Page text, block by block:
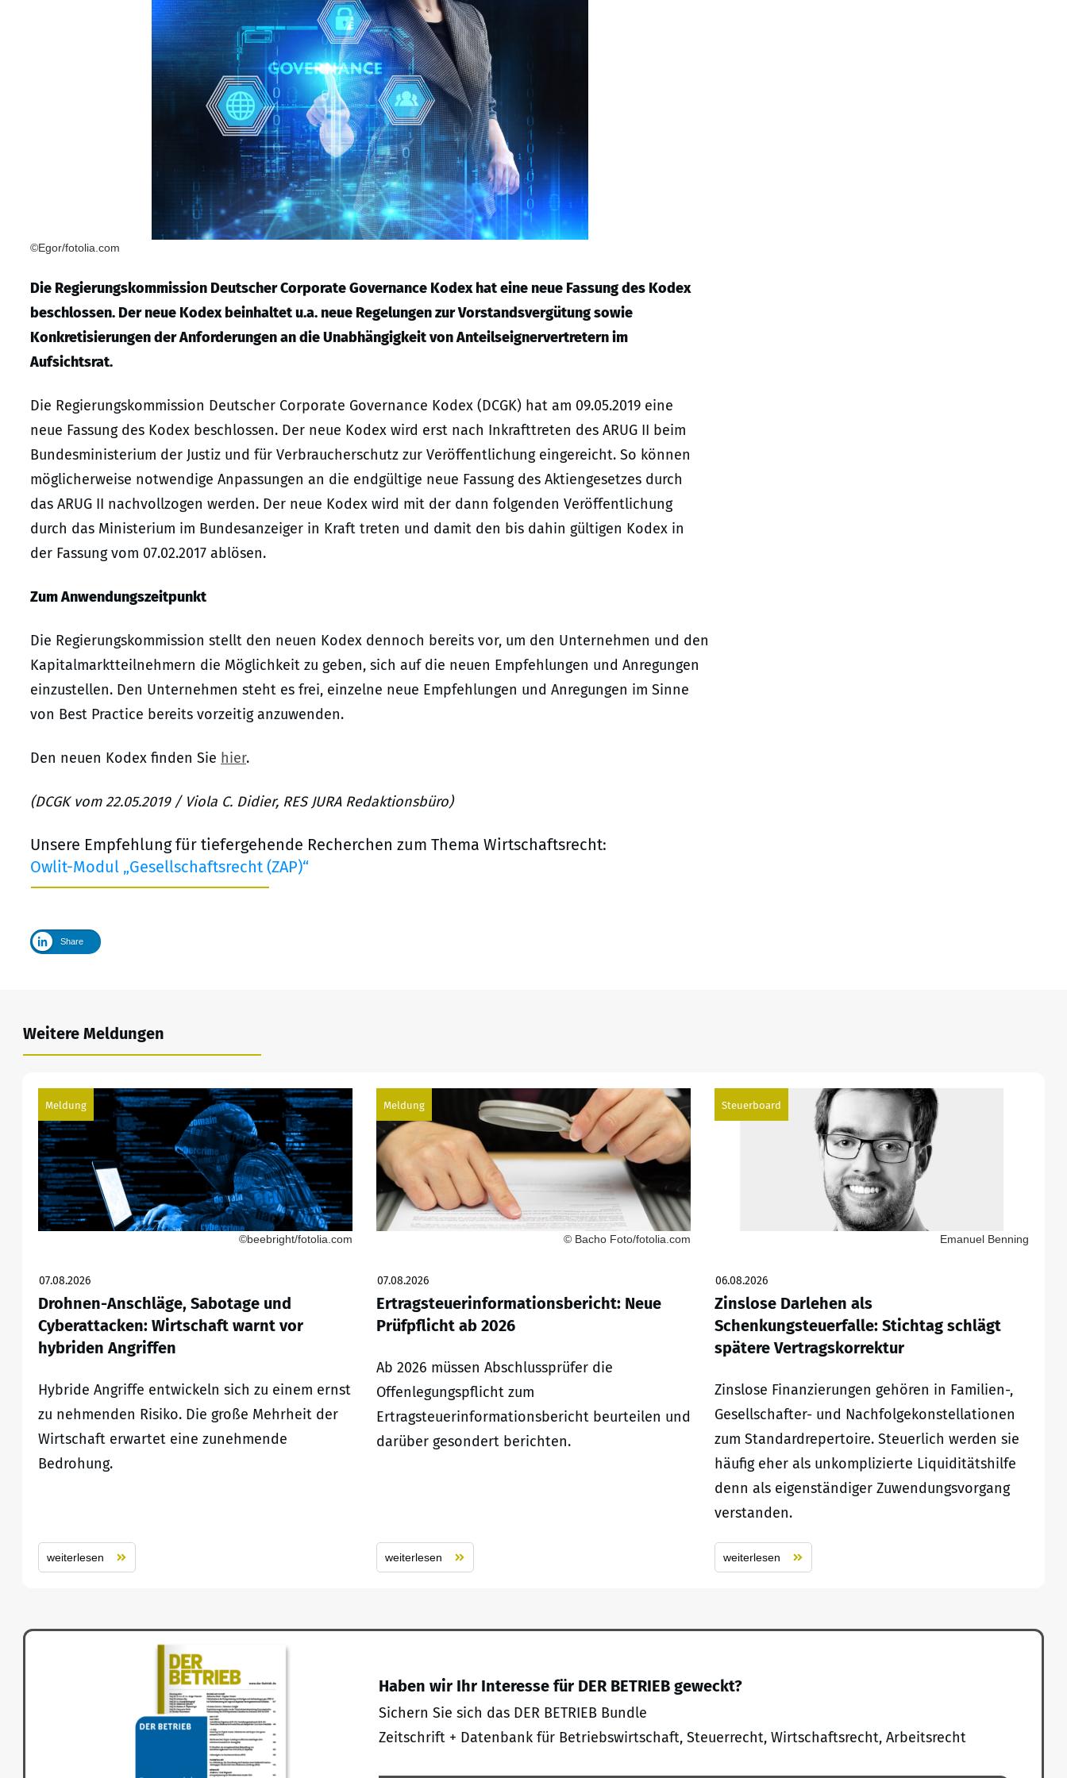
©Egor/fotolia.com
Die Regierungskommission Deutscher Corporate Governance Kodex hat eine neue Fassung des Kodex
beschlossen. Der neue Kodex beinhaltet u.a. neue Regelungen zur Vorstandsvergütung sowie
Konkretisierungen der Anforderungen an die Unabhängigkeit von Anteilseignervertretern im
Aufsichtsrat.
Die Regierungskommission Deutscher Corporate Governance Kodex (DCGK) hat am 09.05.2019 eine
neue Fassung des Kodex beschlossen. Der neue Kodex wird erst nach Inkrafttreten des ARUG II beim
Bundesministerium der Justiz und für Verbraucherschutz zur Veröffentlichung eingereicht. So können
möglicherweise notwendige Anpassungen an die endgültige neue Fassung des Aktiengesetzes durch
das ARUG II nachvollzogen werden. Der neue Kodex wird mit der dann folgenden Veröffentlichung
durch das Ministerium im Bundesanzeiger in Kraft treten und damit den bis dahin gültigen Kodex in
der Fassung vom 07.02.2017 ablösen.
Zum Anwendungszeitpunkt
Die Regierungskommission stellt den neuen Kodex dennoch bereits vor, um den Unternehmen und den
Kapitalmarktteilnehmern die Möglichkeit zu geben, sich auf die neuen Empfehlungen und Anregungen
einzustellen. Den Unternehmen steht es frei, einzelne neue Empfehlungen und Anregungen im Sinne
von Best Practice bereits vorzeitig anzuwenden.
Den neuen Kodex finden Sie hier.
(DCGK vom 22.05.2019 / Viola C. Didier, RES JURA Redaktionsbüro)
Unsere Empfehlung für tiefergehende Recherchen zum Thema Wirtschaftsrecht:
Owlit-Modul „Gesellschaftsrecht (ZAP)“
Share
Weitere Meldungen
Meldung
©beebright/fotolia.com
07.08.2026
Drohnen-Anschläge, Sabotage und
Cyberattacken: Wirtschaft warnt vor
hybriden Angriffen
Hybride Angriffe entwickeln sich zu einem ernst
zu nehmenden Risiko. Die große Mehrheit der
Wirtschaft erwartet eine zunehmende
Bedrohung.
weiterlesen
Meldung
© Bacho Foto/fotolia.com
07.08.2026
Ertragsteuerinformationsbericht: Neue
Prüfpflicht ab 2026
Ab 2026 müssen Abschlussprüfer die
Offenlegungspflicht zum
Ertragsteuerinformationsbericht beurteilen und
darüber gesondert berichten.
weiterlesen
Steuerboard
Emanuel Benning
06.08.2026
Zinslose Darlehen als
Schenkungsteuerfalle: Stichtag schlägt
spätere Vertragskorrektur
Zinslose Finanzierungen gehören in Familien-,
Gesellschafter- und Nachfolgekonstellationen
zum Standardrepertoire. Steuerlich werden sie
häufig eher als unkomplizierte Liquiditätshilfe
denn als eigenständiger Zuwendungsvorgang
verstanden.
weiterlesen
Haben wir Ihr Interesse für DER BETRIEB geweckt?
Sichern Sie sich das DER BETRIEB Bundle
Zeitschrift + Datenbank für Betriebswirtschaft, Steuerrecht, Wirtschaftsrecht, Arbeitsrecht